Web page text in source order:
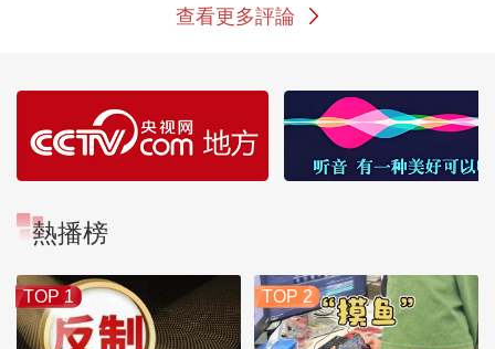
查看更多評論
熱播榜
TOP 1 TOP 2